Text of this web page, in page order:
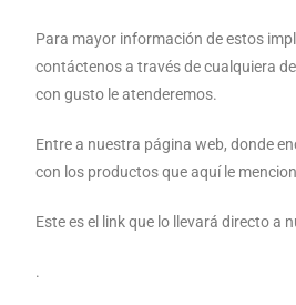
Para mayor información de estos
contáctenos a través de cualquiera
con gusto le atenderemos.
Entre a nuestra página web, donde
con los productos que aquí le
Este es el link que lo llevará directo a
.